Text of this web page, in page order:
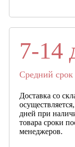
7-14
Средний срок
Доставка со
дней при
товара сроки
менеджеров.